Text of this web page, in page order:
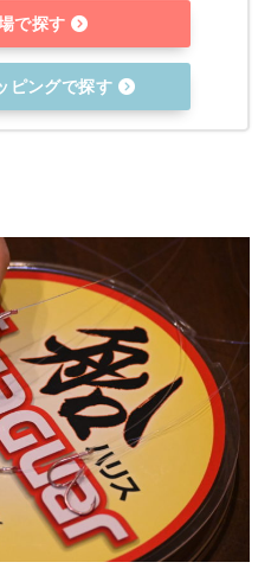
で探す
ピングで探す